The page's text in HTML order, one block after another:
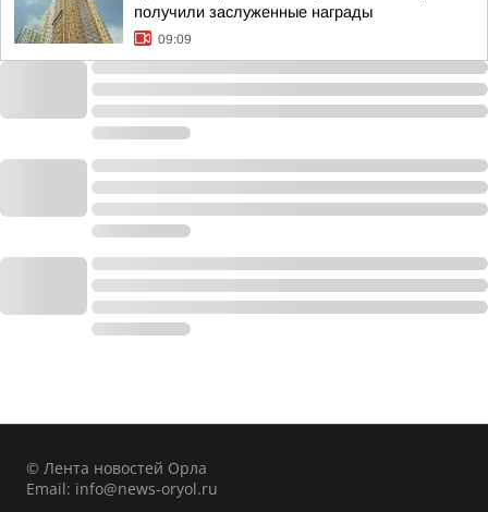
получили заслуженные награды
09:09
© Лента новостей Орла
Email: info@news-oryol.ru